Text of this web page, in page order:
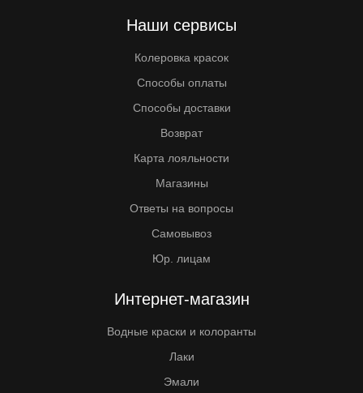
Наши сервисы
Колеровка красок
Способы оплаты
Способы доставки
Возврат
Карта лояльности
Магазины
Ответы на вопросы
Самовывоз
Юр. лицам
Интернет-магазин
Водные краски и колоранты
Лаки
Эмали